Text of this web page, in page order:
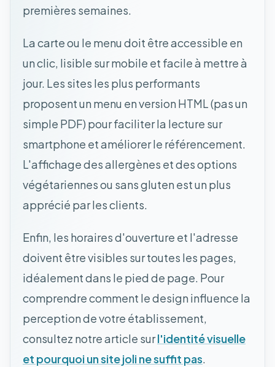
premières semaines.
La carte ou le menu doit être accessible en
un clic, lisible sur mobile et facile à mettre à
jour. Les sites les plus performants
proposent un menu en version HTML (pas un
simple PDF) pour faciliter la lecture sur
smartphone et améliorer le référencement.
L'affichage des allergènes et des options
végétariennes ou sans gluten est un plus
apprécié par les clients.
Enfin, les horaires d'ouverture et l'adresse
doivent être visibles sur toutes les pages,
idéalement dans le pied de page. Pour
comprendre comment le design influence la
perception de votre établissement,
consultez notre article surl'identité visuelle
et pourquoi un site joli ne suffit pas.